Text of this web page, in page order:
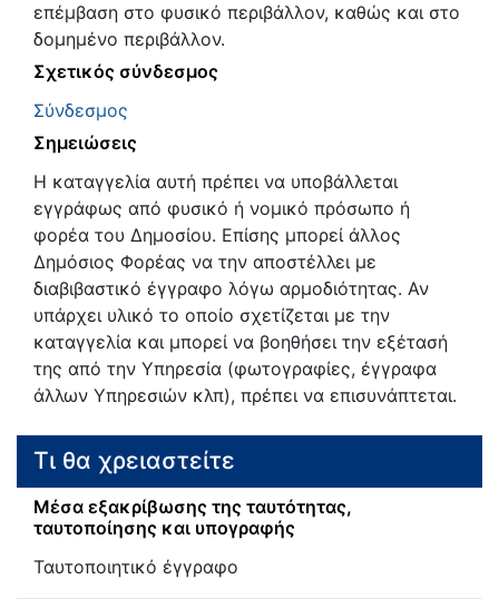
επέμβαση στο φυσικό περιβάλλον, καθώς και στο
δομημένο περιβάλλον.
Σχετικός σύνδεσμος
Σύνδεσμος
Σημειώσεις
Η καταγγελία αυτή πρέπει να υποβάλλεται
εγγράφως από φυσικό ή νομικό πρόσωπο ή
φορέα του Δημοσίου. Επίσης μπορεί άλλος
Δημόσιος Φορέας να την αποστέλλει με
διαβιβαστικό έγγραφο λόγω αρμοδιότητας. Αν
υπάρχει υλικό το οποίο σχετίζεται με την
καταγγελία και μπορεί να βοηθήσει την εξέτασή
της από την Υπηρεσία (φωτογραφίες, έγγραφα
άλλων Υπηρεσιών κλπ), πρέπει να επισυνάπτεται.
Τι θα χρειαστείτε
Μέσα εξακρίβωσης της ταυτότητας,
ταυτοποίησης και υπογραφής
Ταυτοποιητικό έγγραφο